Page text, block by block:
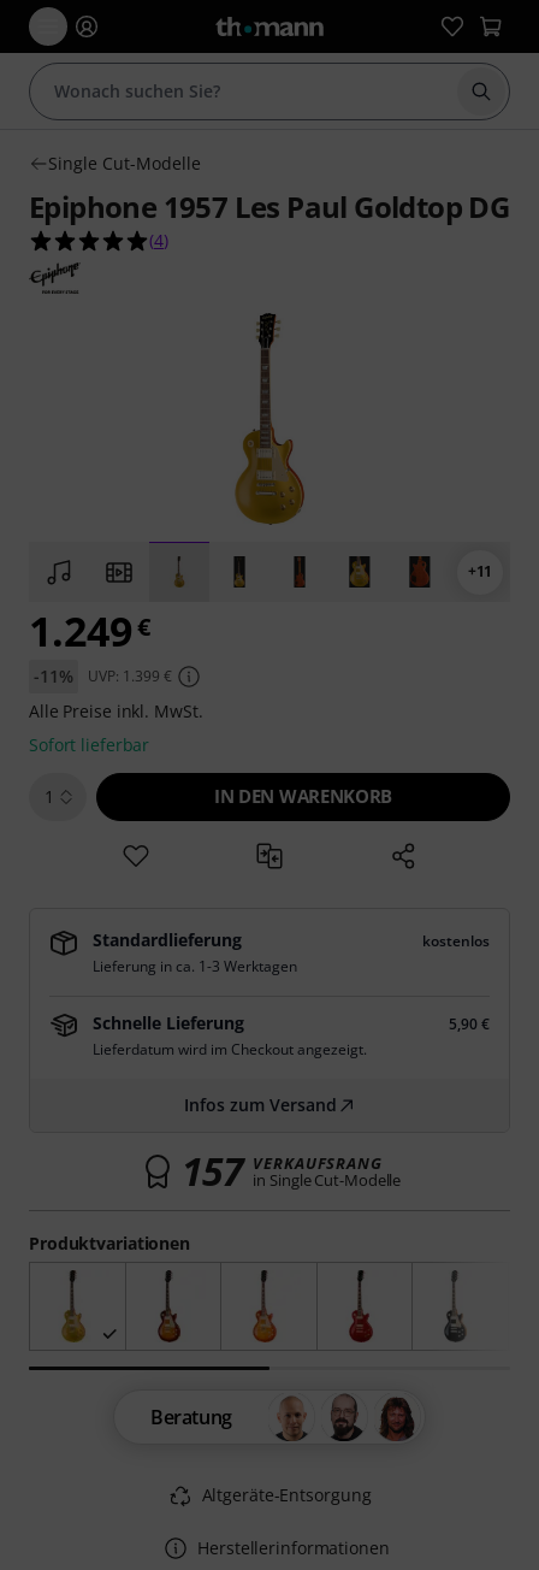
Suche
Single Cut-Modelle
Epiphone 1957 Les Paul Goldtop DG
5.0 von 5 Sternen aus 4 Kundenbewertungen
(4)
+11
Produktvariationen
1.249€
-11% UVP: 1.399 €
Alle Preise inkl. MwSt.
Sofort lieferbar
1 IN DEN WARENKORB
Standardlieferung
kostenlos
Lieferung in ca. 1-3 Werktagen
Schnelle Lieferung
5,90 €
Lieferdatum wird im Checkout angezeigt.
Infos zum Versand
157 VERKAUFSRANG
in Single Cut-Modelle
Beratung
Altgeräte-Entsorgung
Herstellerinformationen